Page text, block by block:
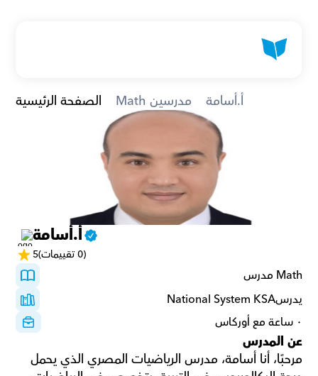
الصفحة الرئيسية Math مدرسين أ.أسامة
أ.أسامة
5 (0 تقييمات)
Math مدرس
يدرسNational System KSA
٠ ساعة مع أوركاس
عن المدرس